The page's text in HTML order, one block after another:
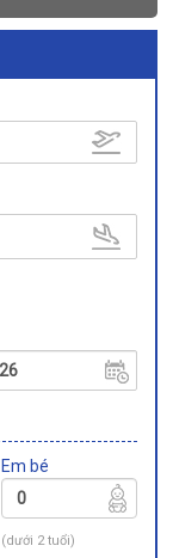
Em bé
(dưới 2 tuổi)